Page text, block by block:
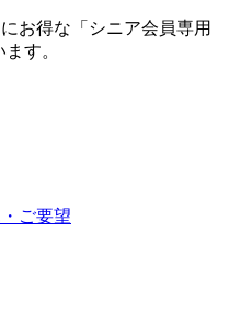
お得な「シニア会員専用
す。
ご要望